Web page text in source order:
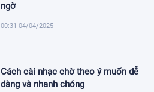
ngờ
00:31 04/04/2025
Cách cài nhạc chờ theo ý muốn dễ
dàng và nhanh chóng